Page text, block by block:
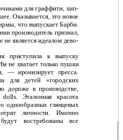
для граффити, хип-
Оказывается, это новое
что выпускает Барби.
производитель признал,
не является идеалом дево-
приступила к выпуску
не хватает только пушки
— иронизирует пресса.
для детей «городских
дороже в производстве,
Эталонная красота
глянцевых
личности. Именно
востребованы все